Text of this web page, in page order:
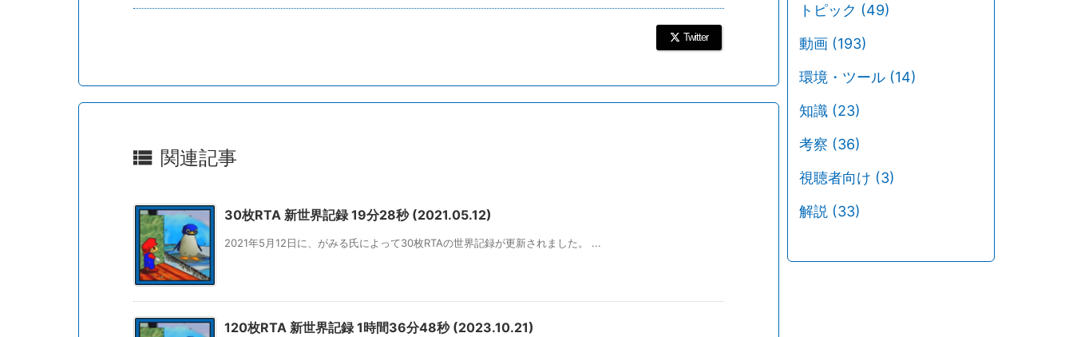
Twitter
 関連記事
30枚RTA 新世界記録 19分28秒 (2021.05.12)
2021年5月12日に、がみる氏によって30枚RTAの世界記録が更新されました。 ...
120枚RTA 新世界記録 1時間36分48秒 (2023.10.21)
トピック (49)
動画 (193)
環境・ツール (14)
知識 (23)
考察 (36)
視聴者向け (3)
解説 (33)